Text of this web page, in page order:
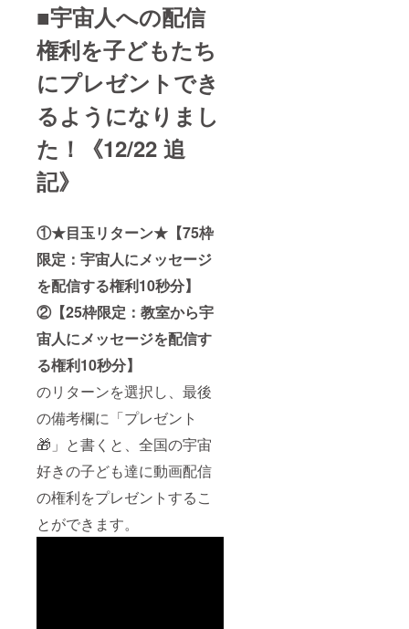
■宇宙人への配信
権利を子どもたち
にプレゼントでき
るようになりまし
た！《12/22 追
記》
①★目玉リターン★【75枠
限定：宇宙人にメッセージ
を配信する権利10秒分】
②【25枠限定：教室から宇
宙人にメッセージを配信す
る権利10秒分】
のリターンを選択し、最後
の備考欄に「プレゼント
🎁」と書くと、全国の宇宙
好きの子ども達に動画配信
の権利をプレゼントするこ
とができます。